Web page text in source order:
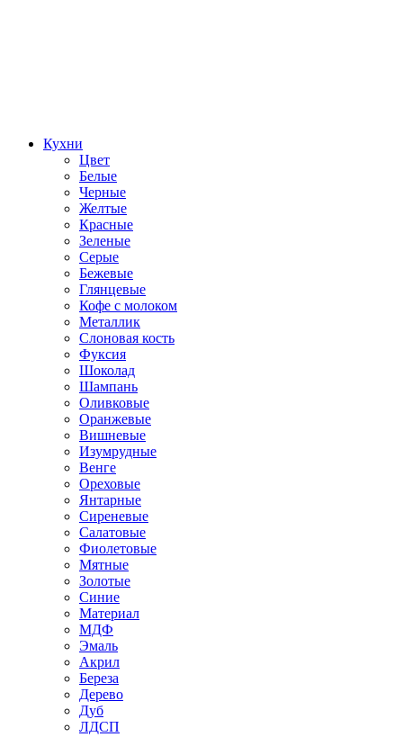
Кухни
Цвет
Белые
Черные
Желтые
Красные
Зеленые
Серые
Бежевые
Глянцевые
Кофе с молоком
Металлик
Слоновая кость
Фуксия
Шоколад
Шампань
Оливковые
Оранжевые
Вишневые
Изумрудные
Венге
Ореховые
Янтарные
Сиреневые
Салатовые
Фиолетовые
Мятные
Золотые
Синие
Материал
МДФ
Эмаль
Акрил
Береза
Дерево
Дуб
ЛДСП